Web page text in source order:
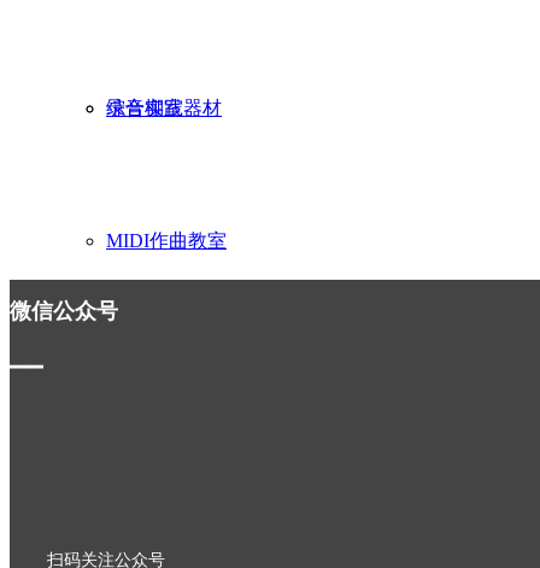
录音棚室
MIDI作曲教室
综合实践器材
微信公众号
扫码关注公众号